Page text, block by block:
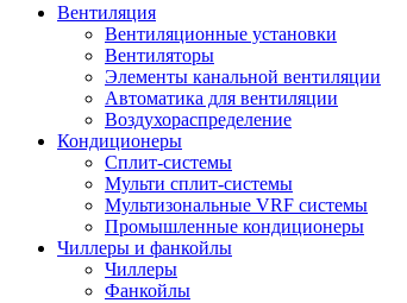
Вентиляция
Вентиляционные установки
Вентиляторы
Элементы канальной вентиляции
Автоматика для вентиляции
Воздухораспределение
Кондиционеры
Сплит-системы
Мульти сплит-системы
Мультизональные VRF системы
Промышленные кондиционеры
Чиллеры и фанкойлы
Чиллеры
Фанкойлы